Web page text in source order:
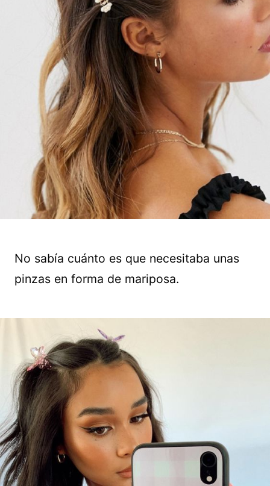
No sabía cuánto es que necesitaba unas
pinzas en forma de mariposa.